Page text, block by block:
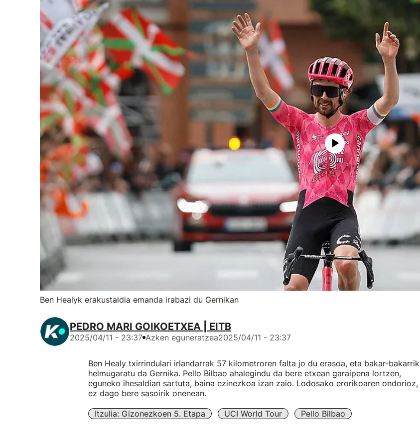
Ben Healyk erakustaldia emanda irabazi du Gernikan
PEDRO MARI GOIKOETXEA | EITB
2025/04/11 - 23:37 Azken eguneratzea2025/04/11 - 23:37
Ben Healy txirrindulari irlandarrak 57 kilometroren falta jo du erasoa, eta bakar-bakarrik
helmugaratu da Gernika. Pello Bilbao ahalegindu da bere etxean garaipena lortzen,
eguneko ihesaldian sartuta, baina ezinezkoa izan zaio. Lodosako erorikoaren ondorioz,
ez dago bere sasoirik onenean.
Itzulia: Gizonezkoen 5. Etapa UCI World Tour Pello Bilbao